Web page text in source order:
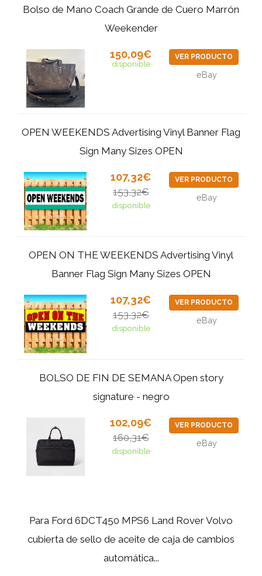
Bolso de Mano Coach Grande de Cuero Marrón
Weekender
150,09€
disponible
VER PRODUCTO
eBay
OPEN WEEKENDS Advertising Vinyl Banner Flag
Sign Many Sizes OPEN
107,32€
153,32€
disponible
VER PRODUCTO
eBay
OPEN ON THE WEEKENDS Advertising Vinyl
Banner Flag Sign Many Sizes OPEN
107,32€
153,32€
disponible
VER PRODUCTO
eBay
BOLSO DE FIN DE SEMANA Open story
signature - negro
102,09€
160,31€
disponible
VER PRODUCTO
eBay
Para Ford 6DCT450 MPS6 Land Rover Volvo
cubierta de sello de aceite de caja de cambios
automática...